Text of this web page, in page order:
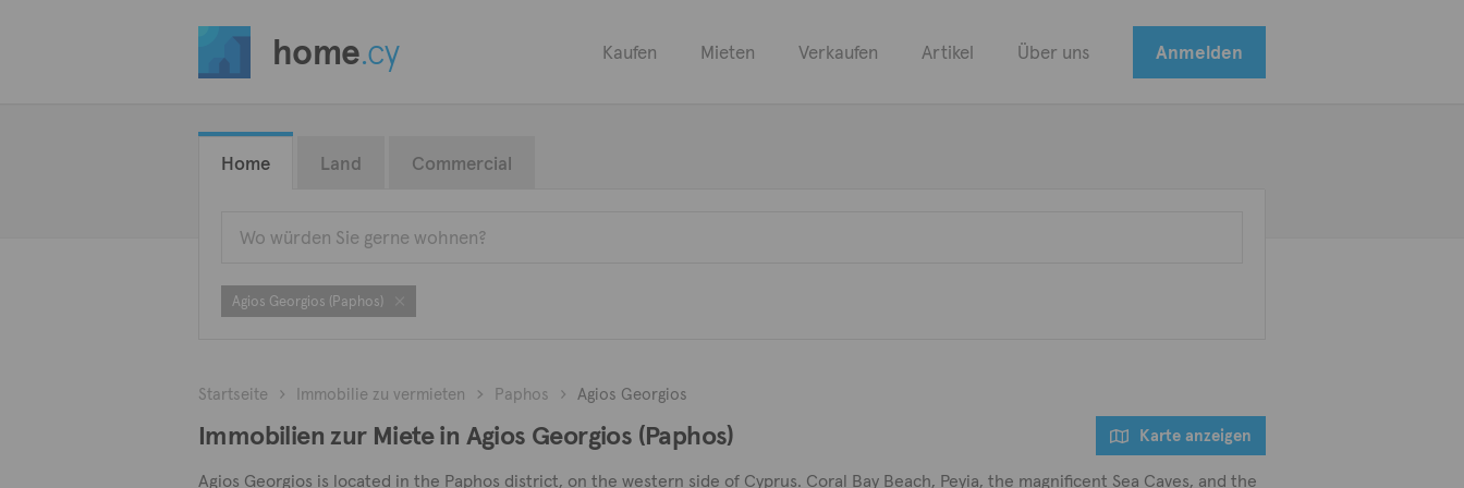
home.cy Kaufen Mieten Verkaufen Artikel Über uns Anmelden
Home Land Commercial
Agios Georgios (Paphos)
Startseite Immobilie zu vermieten Paphos Agios Georgios
Immobilien zur Miete in Agios Georgios (Paphos) Karte anzeigen
Agios Georgios is located in the Paphos district, on the western side of Cyprus. Coral Bay Beach, Peyia, the magnificent Sea Caves, and the